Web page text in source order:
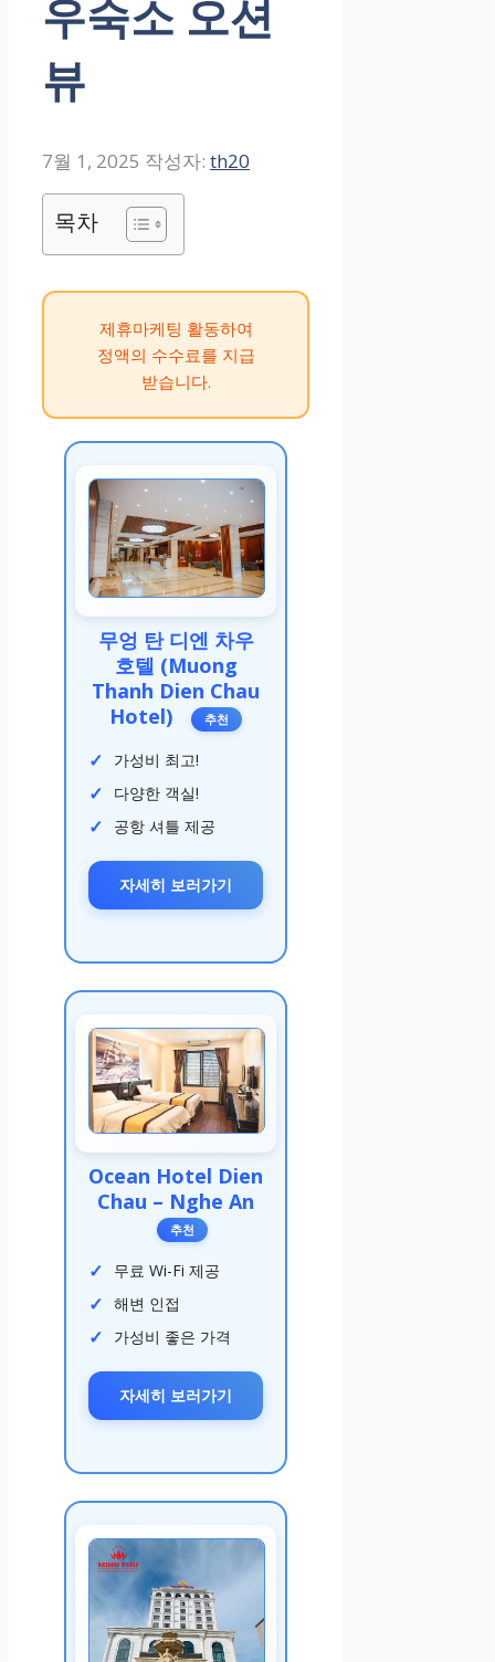
우숙소 오션
뷰
7월 1, 2025 작성자: th20
목차
제휴마케팅 활동하여
정액의 수수료를 지급
받습니다.
무엉 탄 디엔 차우
호텔 (Muong
Thanh Dien Chau
Hotel)
추천
가성비 최고!
다양한 객실!
공항 셔틀 제공
자세히 보러가기
Ocean Hotel Dien
Chau – Nghe An
추천
무료 Wi-Fi 제공
해변 인접
가성비 좋은 가격
자세히 보러가기